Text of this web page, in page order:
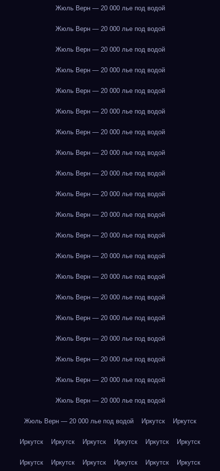
Жюль Верн — 20 000 лье под водой
Жюль Верн — 20 000 лье под водой
Жюль Верн — 20 000 лье под водой
Жюль Верн — 20 000 лье под водой
Жюль Верн — 20 000 лье под водой
Жюль Верн — 20 000 лье под водой
Жюль Верн — 20 000 лье под водой
Жюль Верн — 20 000 лье под водой
Жюль Верн — 20 000 лье под водой
Жюль Верн — 20 000 лье под водой
Жюль Верн — 20 000 лье под водой
Жюль Верн — 20 000 лье под водой
Жюль Верн — 20 000 лье под водой
Жюль Верн — 20 000 лье под водой
Жюль Верн — 20 000 лье под водой
Жюль Верн — 20 000 лье под водой
Жюль Верн — 20 000 лье под водой
Жюль Верн — 20 000 лье под водой
Жюль Верн — 20 000 лье под водой
Жюль Верн — 20 000 лье под водой
Жюль Верн — 20 000 лье под водой Иркутск Иркутск
Иркутск Иркутск Иркутск Иркутск Иркутск Иркутск
Иркутск Иркутск Иркутск Иркутск Иркутск Иркутск